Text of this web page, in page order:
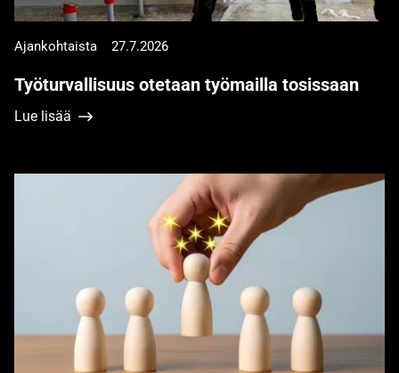
Ajankohtaista 27.7.2026
Työturvallisuus otetaan työmailla tosissaan
Lue lisää